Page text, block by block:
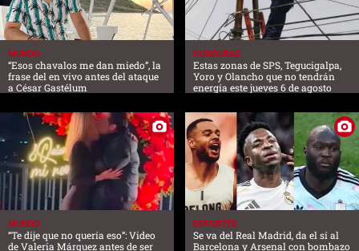
MUNDO
“Esos chavalos me dan miedo”, la
frase del en vivo antes del ataque
a César Gastélum
HONDURAS
Estas zonas de SPS, Tegucigalpa,
Yoro y Olancho que no tendrán
energía este jueves 6 de agosto
MUNDO
“Te dije que no quería eso”: Video
de Valeria Márquez antes de ser
DEPORTES
Se va del Real Madrid, da el sí al
Barcelona y Arsenal con bombazo